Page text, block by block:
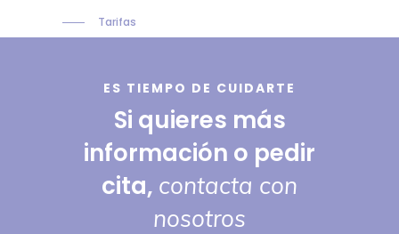
Tarifas
ES TIEMPO DE CUIDARTE
Si quieres más
información o pedir
cita, contacta con
nosotros